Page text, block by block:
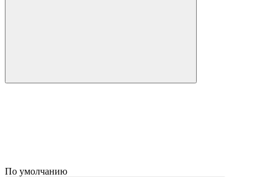
По умолчанию